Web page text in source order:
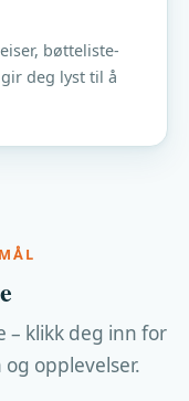
bøtteliste-
deg lyst til å
– klikk deg inn for
opplevelser.